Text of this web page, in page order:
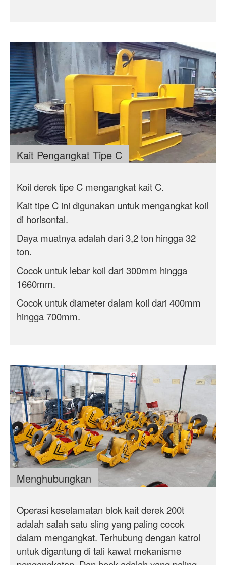
Kait Pengangkat Tipe C
Koil derek tipe C mengangkat kait C.
Kait tipe C ini digunakan untuk mengangkat koil
di horisontal.
Daya muatnya adalah dari 3,2 ton hingga 32
ton.
Cocok untuk lebar koil dari 300mm hingga
1660mm.
Cocok untuk diameter dalam koil dari 400mm
hingga 700mm.
Menghubungkan
Operasi keselamatan blok kait derek 200t
adalah salah satu sling yang paling cocok
dalam mengangkat. Terhubung dengan katrol
untuk digantung di tali kawat mekanisme